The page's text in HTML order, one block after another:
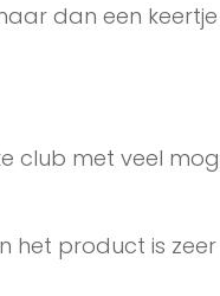
dan een
club met veel
het product is